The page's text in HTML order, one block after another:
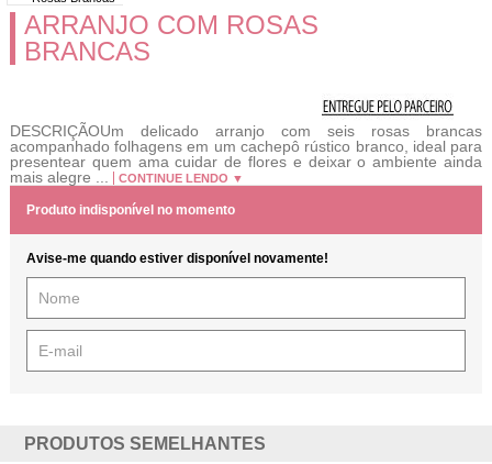
ARRANJO COM ROSAS
BRANCAS
DESCRIÇÃOUm delicado arranjo com seis rosas brancas
acompanhado folhagens em um cachepô rústico branco, ideal para
presentear quem ama cuidar de flores e deixar o ambiente ainda
mais alegre ...
CONTINUE LENDO ▼
Produto indisponível no momento
Avise-me quando estiver disponível novamente!
PRODUTOS SEMELHANTES